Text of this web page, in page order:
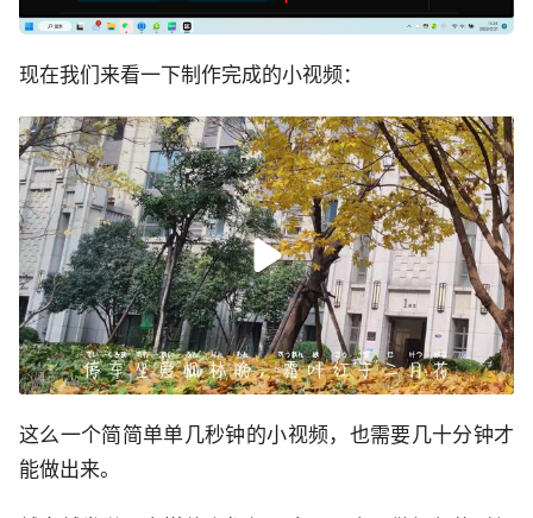
现在我们来看一下制作完成的小视频：
这么一个简简单单几秒钟的小视频，也需要几十分钟才
能做出来。